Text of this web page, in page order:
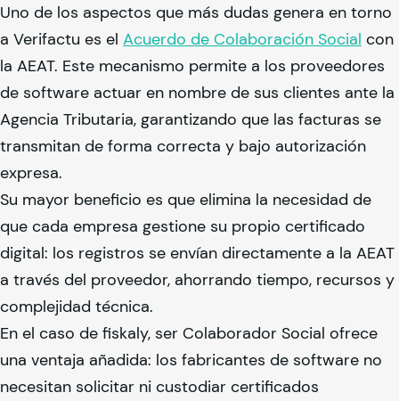
Uno de los aspectos que más dudas genera en torno
a Verifactu es el Acuerdo de Colaboración Social con
la AEAT. Este mecanismo permite a los proveedores
de software actuar en nombre de sus clientes ante la
Agencia Tributaria, garantizando que las facturas se
transmitan de forma correcta y bajo autorización
expresa.
Su mayor beneficio es que elimina la necesidad de
que cada empresa gestione su propio certificado
digital: los registros se envían directamente a la AEAT
a través del proveedor, ahorrando tiempo, recursos y
complejidad técnica.
En el caso de fiskaly, ser Colaborador Social ofrece
una ventaja añadida: los fabricantes de software no
necesitan solicitar ni custodiar certificados